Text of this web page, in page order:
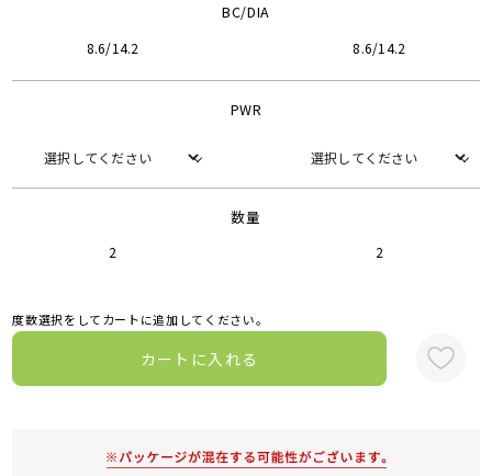
BC/DIA
8.6/14.2 8.6/14.2
PWR
数量
2 2
度数選択をしてカートに追加してください。
カートに入れる